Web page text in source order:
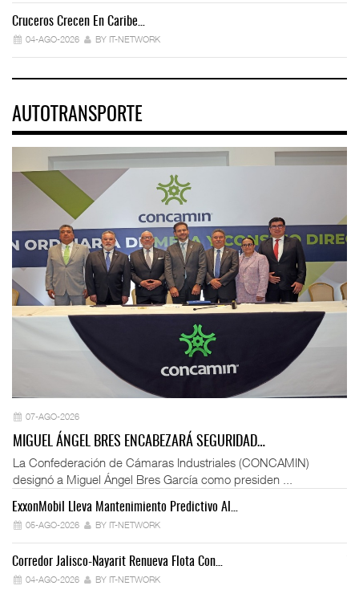
Cruceros Crecen En Caribe…
04-AGO-2026 BY IT-NETWORK
AUTOTRANSPORTE
07-AGO-2026
MIGUEL ÁNGEL BRES ENCABEZARÁ SEGURIDAD…
La Confederación de Cámaras Industriales (CONCAMIN)
designó a Miguel Ángel Bres García como presiden ...
ExxonMobil Lleva Mantenimiento Predictivo Al…
05-AGO-2026 BY IT-NETWORK
Corredor Jalisco-Nayarit Renueva Flota Con…
04-AGO-2026 BY IT-NETWORK